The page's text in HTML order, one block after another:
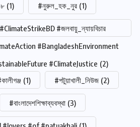
৮ (1) #নুরুল_হক_নুর (1)
#ClimateStrikeBD #জলবায়ু_ন্যায়বিচার
#BangladeshEnvironment
#ClimateJustice (2)
(1) #পটুয়াখালী_নিউজ (2)
#বাংলাদেশশিক্ষাব্যবস্থা (3)